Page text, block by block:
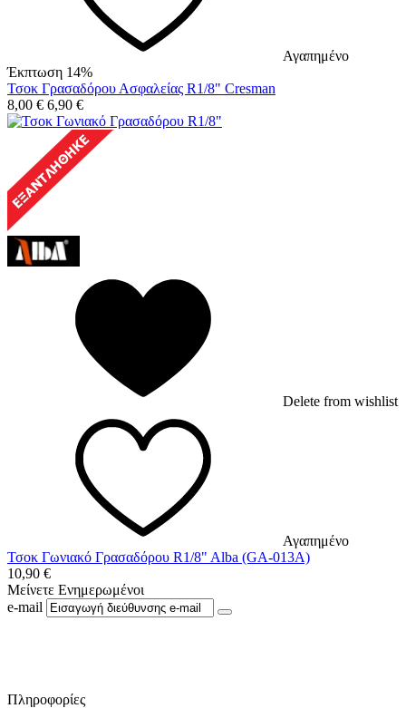
Αγαπημένο
Έκπτωση 14%
Τσοκ Γρασαδόρου Ασφαλείας R1/8" Cresman
8,00 € 6,90 €
Delete from wishlist
Αγαπημένο
Τσοκ Γωνιακό Γρασαδόρου R1/8" Alba (GA-013A)
10,90 €
Μείνετε Ενημερωμένοι
e-mail
Πληροφορίες